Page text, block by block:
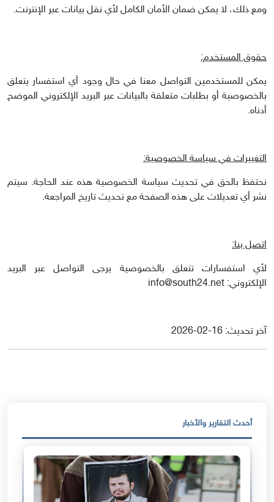
ومع ذلك، لا يمكن ضمان الأمان الكامل لأي نقل بيانات عبر الإنترنت.
حقوق المستخدم:
يمكن للمستخدمين التواصل معنا في حال وجود أي استفسار يتعلق
بالخصوصية أو بطلبات متعلقة بالبيانات عبر البريد الإلكتروني الموضح
أدناه.
التغييرات في سياسة الخصوصية:
نحتفظ بالحق في تحديث سياسة الخصوصية هذه عند الحاجة. سيتم
نشر أي تعديلات على هذه الصفحة مع تحديث تاريخ المراجعة.
اتصل بنا:
لأي استفسارات تتعلق بالخصوصية يرجى التواصل عبر البريد
الإلكتروني: info@south24.net
آخر تحديث: 16-02-2026
أحدث التقارير والأخبار